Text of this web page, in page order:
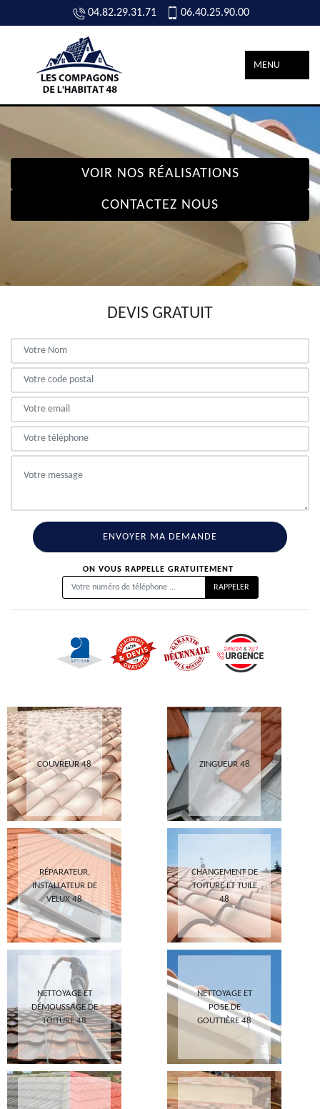
04.82.29.31.71 06.40.25.90.00
MENU
VOIR NOS RÉALISATIONS
CONTACTEZ NOUS
DEVIS GRATUIT
ON VOUS RAPPELLE GRATUITEMENT
COUVREUR 48 ZINGUEUR 48
RÉPARATEUR,
INSTALLATEUR DE
VELUX 48
CHANGEMENT DE
TOITURE ET TUILE
48
NETTOYAGE ET
DÉMOUSSAGE DE
TOITURE 48
NETTOYAGE ET
POSE DE
GOUTTIÈRE 48